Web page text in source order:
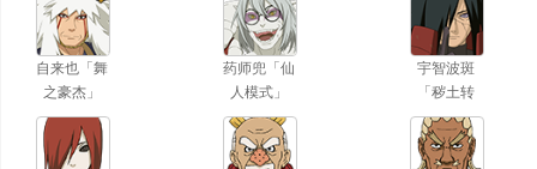
自来也「舞
之豪杰」
药师兜「仙
人模式」
宇智波斑
「秽土转
生」